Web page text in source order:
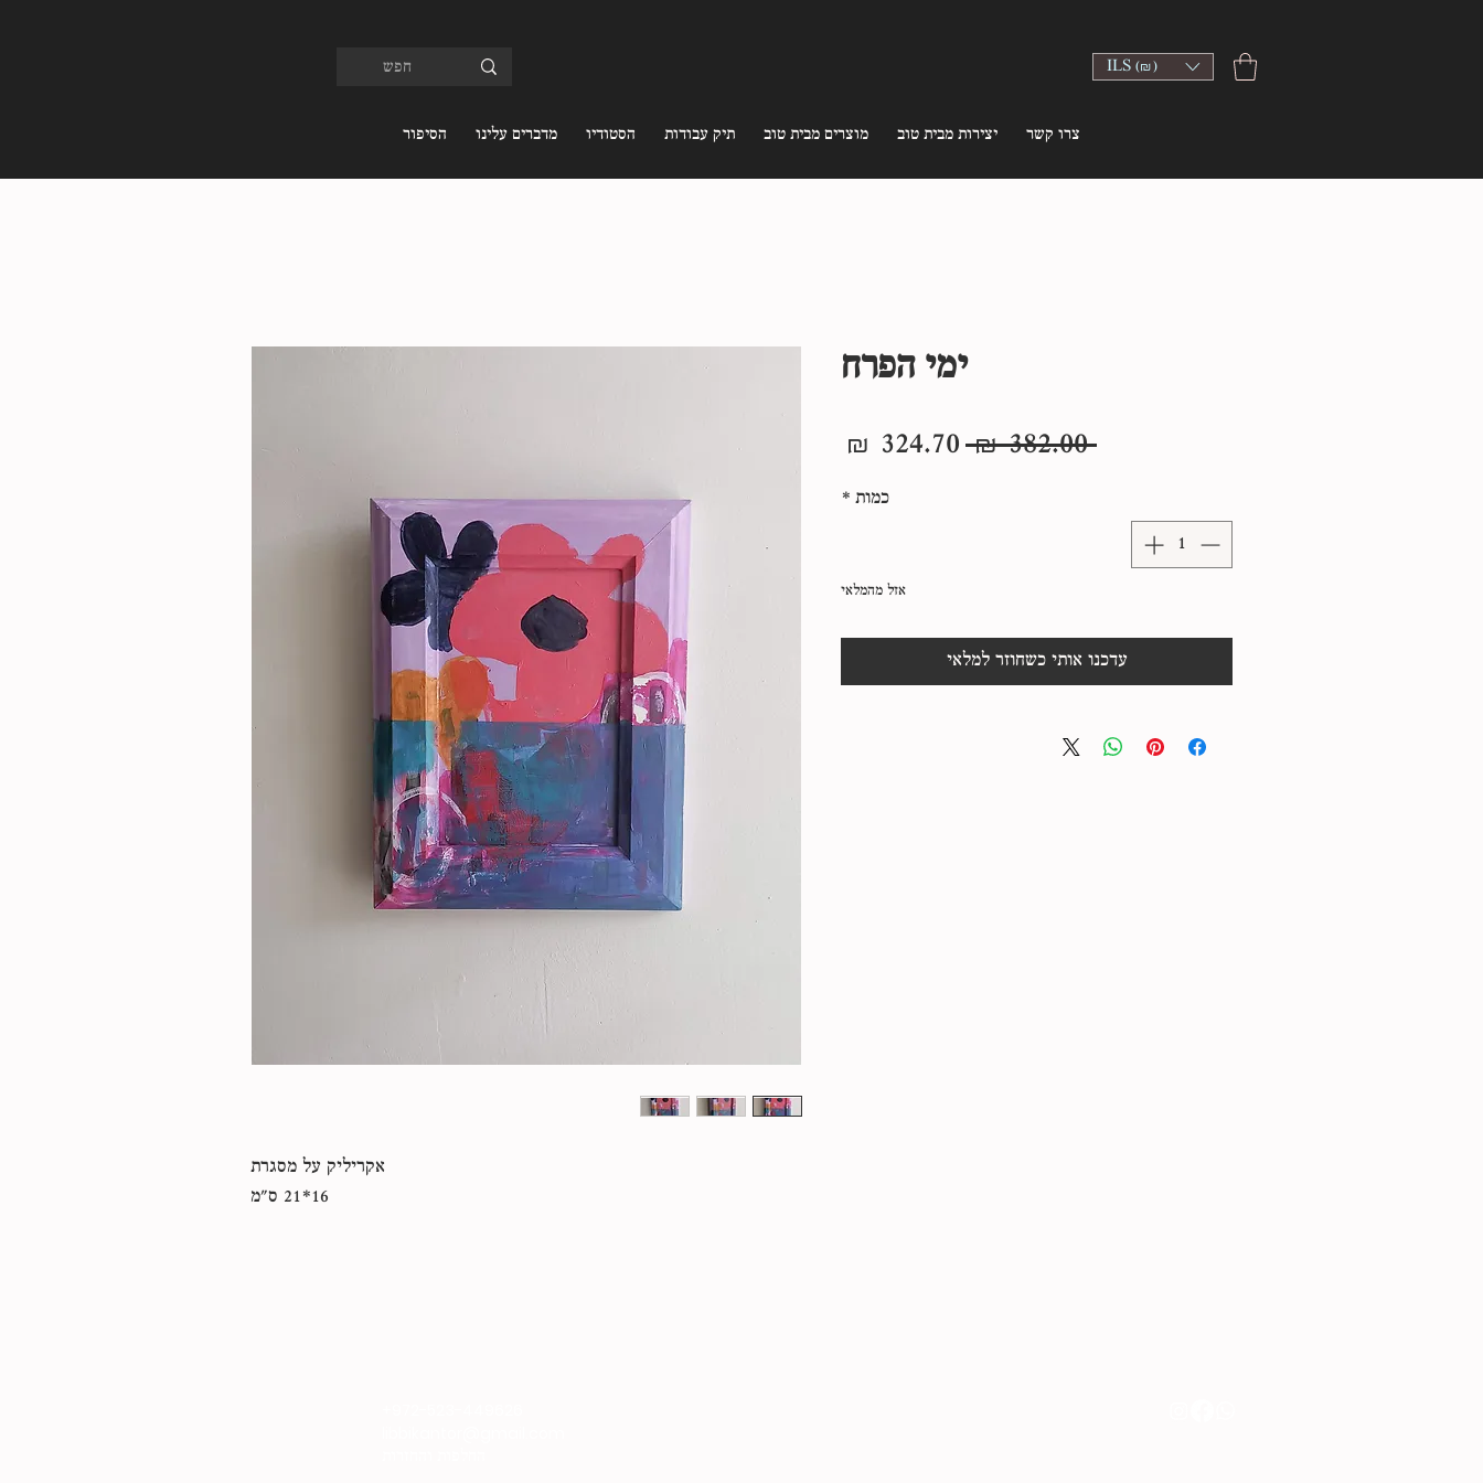
ILS (₪)
הסיפור מדברים עלינו הסטודיו תיק עבודות מוצרים מבית טוב יצירות מבית טוב צרו קשר
אקריליק על מסגרת
16*21 ס״מ
ימי הפרח
‏382.00 ‏₪
מחיר
מבצע כמות *
אזל מהמלאי
עדכנו אותי כשחוזר למלאי